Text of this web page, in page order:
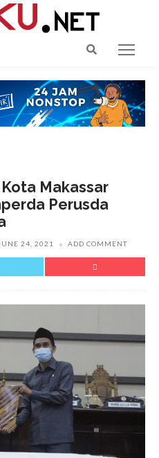
Makassar
Perusda
JUNE 24, 2021 ADD COMMENT